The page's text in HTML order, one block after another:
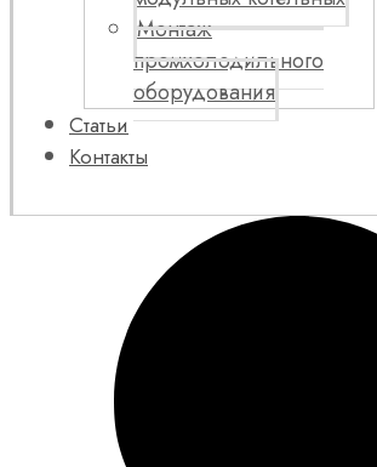
Монтаж
промхолодильного
оборудования
Статьи
Контакты